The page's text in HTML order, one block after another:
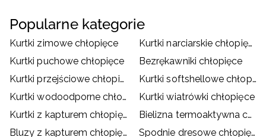
Popularne kategorie
Kurtki zimowe chłopięce
Kurtki narciarskie chłopięce
Kurtki puchowe chłopięce
Bezrękawniki chłopięce
Kurtki przejściowe chłopięce
Kurtki softshellowe chłopięce
Kurtki wodoodporne chłopięce
Kurtki wiatrówki chłopięce
Kurtki z kapturem chłopięce
Bielizna termoaktywna chłopięca
Bluzy z kapturem chłopięce
Spodnie dresowe chłopięce